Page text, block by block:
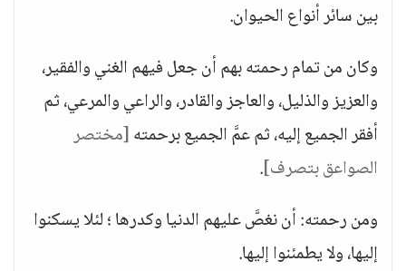
بين سائر أنواع الحيوان.
وكان من تمام رحمته بهم أن جعل فيهم الغني والفقير،
والعزيز والذليل، والعاجز والقادر، والراعي والمرعي، ثم
أفقر الجميع إليه، ثم عمَّ الجميع برحمته[مختصر
الصواعق بتصرف].
ومن رحمته: أن نغصَّ عليهم الدنيا وكدرها ؛ لئلا يسكنوا
إليها، ولا يطمئنوا إليها.